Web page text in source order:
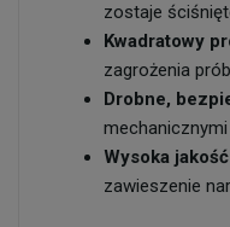
zostaje
Kwadratowy
zagrożenia
Drobne,
Wysoka
zawieszenie